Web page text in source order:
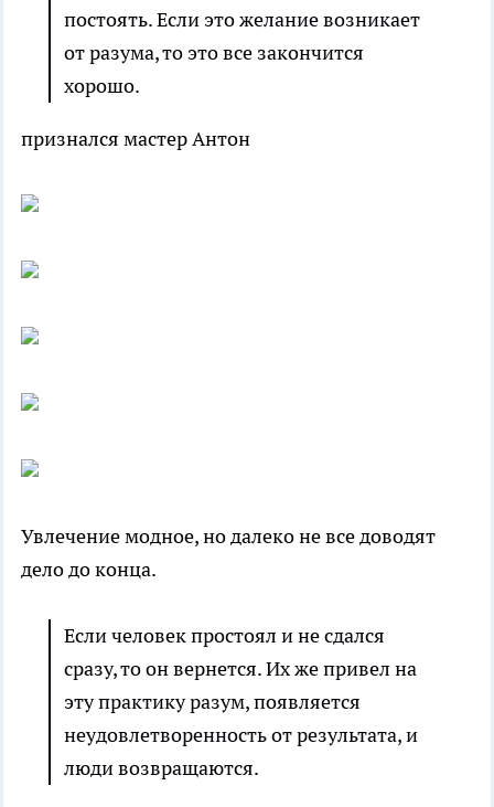
постоять. Если это желание возникает
от разума, то это все закончится
хорошо.
признался мастер Антон
Увлечение модное, но далеко не все доводят
дело до конца.
Если человек простоял и не сдался
сразу, то он вернется. Их же привел на
эту практику разум, появляется
неудовлетворенность от результата, и
люди возвращаются.